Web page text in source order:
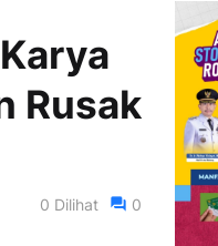
Rusak
0 Dilihat 0